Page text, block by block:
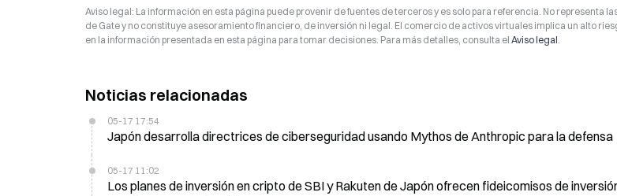
Aviso legal: La información en esta página puede provenir de fuentes de terceros y es solo para referencia. No representa
de Gate y no constituye asesoramiento financiero, de inversión ni legal. El comercio de activos virtuales implica un alto
en la información presentada en esta página para tomar decisiones. Para más detalles, consulta el Aviso legal.
Noticias relacionadas
05-17 17:54
Japón desarrolla directrices de ciberseguridad usando Mythos de Anthropic para la defensa
05-17 11:02
Los planes de inversión en cripto de SBI y Rakuten de Japón ofrecen fideicomisos de